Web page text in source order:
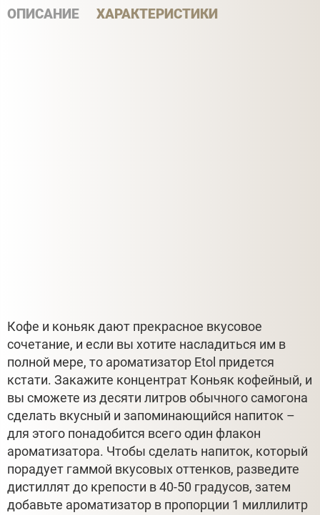
ОПИСАНИЕ ХАРАКТЕРИСТИКИ
Кофе и коньяк дают прекрасное вкусовое
сочетание, и если вы хотите насладиться им в
полной мере, то ароматизатор Etol придется
кстати. Закажите концентрат Коньяк кофейный, и
вы сможете из десяти литров обычного самогона
сделать вкусный и запоминающийся напиток –
для этого понадобится всего один флакон
ароматизатора. Чтобы сделать напиток, который
порадует гаммой вкусовых оттенков, разведите
дистиллят до крепости в 40-50 градусов, затем
добавьте ароматизатор в пропорции 1 миллилитр